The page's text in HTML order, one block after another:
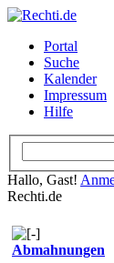
Portal
Suche
Kalender
Impressum
Hilfe
Hallo, Gast!
Rechti.de
Abmahnungen